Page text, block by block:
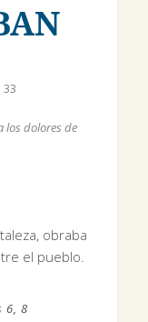
los dolores de
obraba
el pueblo.
6, 8